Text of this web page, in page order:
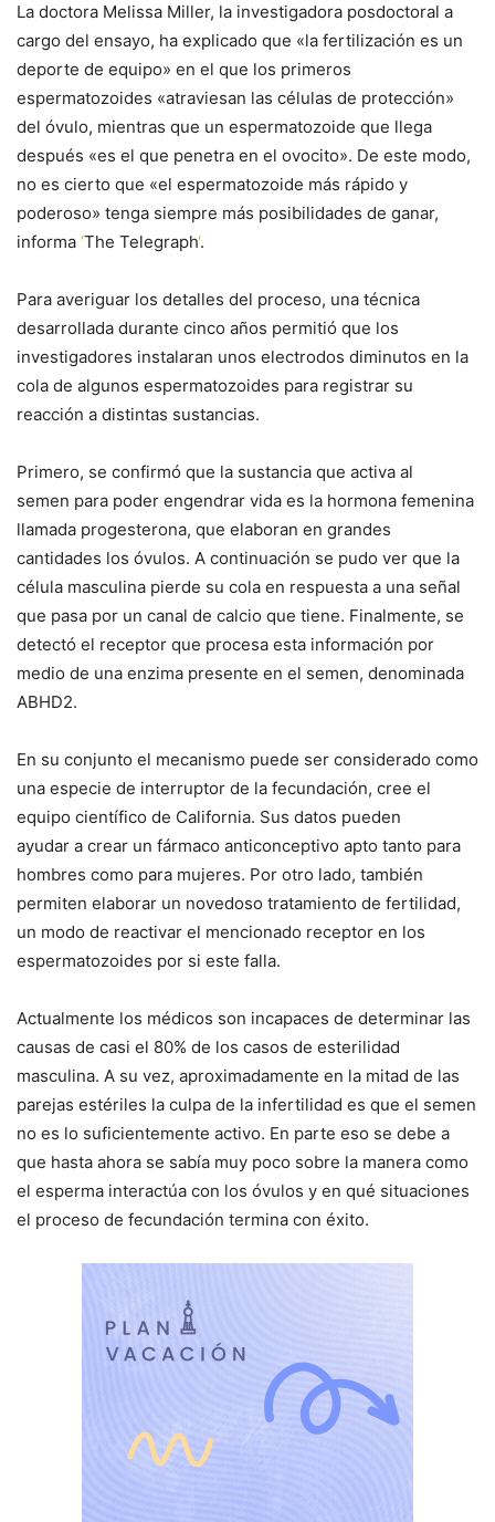
La doctora Melissa Miller, la investigadora posdoctoral a
cargo del ensayo, ha explicado que «la fertilización es un
deporte de equipo» en el que los primeros
espermatozoides «atraviesan las células de protección»
del óvulo, mientras que un espermatozoide que llega
después «es el que penetra en el ovocito». De este modo,
no es cierto que «el espermatozoide más rápido y
poderoso» tenga siempre más posibilidades de ganar,
informa ‘The Telegraph‘.
Para averiguar los detalles del proceso, una técnica
desarrollada durante cinco años permitió que los
investigadores instalaran unos electrodos diminutos en la
cola de algunos espermatozoides para registrar su
reacción a distintas sustancias.
Primero, se confirmó que la sustancia que activa al
semen para poder engendrar vida es la hormona femenina
llamada progesterona, que elaboran en grandes
cantidades los óvulos. A continuación se pudo ver que la
célula masculina pierde su cola en respuesta a una señal
que pasa por un canal de calcio que tiene. Finalmente, se
detectó el receptor que procesa esta información por
medio de una enzima presente en el semen, denominada
ABHD2.
En su conjunto el mecanismo puede ser considerado como
una especie de interruptor de la fecundación, cree el
equipo científico de California. Sus datos pueden
ayudar a crear un fármaco anticonceptivo apto tanto para
hombres como para mujeres. Por otro lado, también
permiten elaborar un novedoso tratamiento de fertilidad,
un modo de reactivar el mencionado receptor en los
espermatozoides por si este falla.
Actualmente los médicos son incapaces de determinar las
causas de casi el 80% de los casos de esterilidad
masculina. A su vez, aproximadamente en la mitad de las
parejas estériles la culpa de la infertilidad es que el semen
no es lo suficientemente activo. En parte eso se debe a
que hasta ahora se sabía muy poco sobre la manera como
el esperma interactúa con los óvulos y en qué situaciones
el proceso de fecundación termina con éxito.